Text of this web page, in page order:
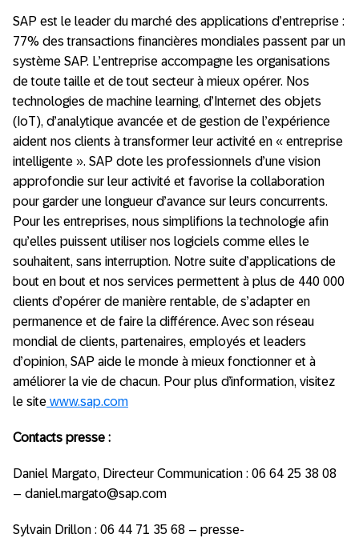
SAP est le leader du marché des applications d’entreprise :
77% des transactions financières mondiales passent par un
système SAP. L’entreprise accompagne les organisations
de toute taille et de tout secteur à mieux opérer. Nos
technologies de machine learning, d’Internet des objets
(IoT), d’analytique avancée et de gestion de l’expérience
aident nos clients à transformer leur activité en « entreprise
intelligente ». SAP dote les professionnels d’une vision
approfondie sur leur activité et favorise la collaboration
pour garder une longueur d’avance sur leurs concurrents.
Pour les entreprises, nous simplifions la technologie afin
qu’elles puissent utiliser nos logiciels comme elles le
souhaitent, sans interruption. Notre suite d’applications de
bout en bout et nos services permettent à plus de 440 000
clients d’opérer de manière rentable, de s’adapter en
permanence et de faire la différence. Avec son réseau
mondial de clients, partenaires, employés et leaders
d’opinion, SAP aide le monde à mieux fonctionner et à
améliorer la vie de chacun. Pour plus d’information, visitez
le site www.sap.com
Contacts presse :
Daniel Margato, Directeur Communication : 06 64 25 38 08
– daniel.margato@sap.com
Sylvain Drillon : 06 44 71 35 68 – presse-